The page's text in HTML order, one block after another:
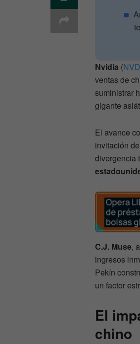
Nvidia (
ventas de
suministrar
gigante
El avance
invitación
divergencia
C.J. Muse,
ingresos
Pekín
un factor
El
chino